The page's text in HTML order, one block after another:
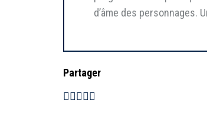
d’âme des personnages.
Partager